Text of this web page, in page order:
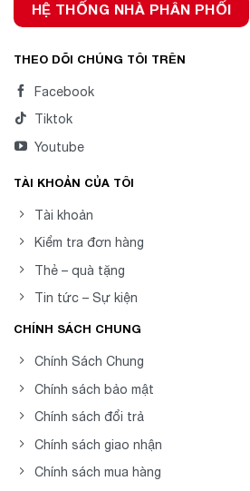
HỆ THỐNG NHÀ PHÂN PHỐI
THEO DÕI CHÚNG TÔI TRÊN
Facebook
Tiktok
Youtube
TÀI KHOẢN CỦA TÔI
Tài khoản
Kiểm tra đơn hàng
Thẻ – quà tặng
Tin tức – Sự kiện
CHÍNH SÁCH CHUNG
Chính Sách Chung
Chính sách bảo mật
Chính sách đổi trả
Chính sách giao nhận
Chính sách mua hàng